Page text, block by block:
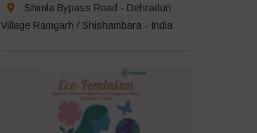
Shimla Bypass Road - Dehradun
Village Ramgarh / Shishambara - India